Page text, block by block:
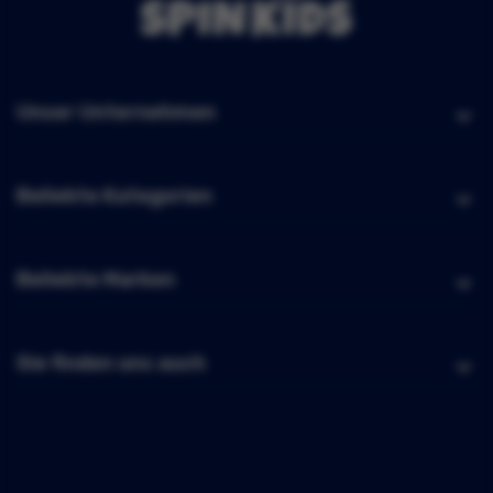
Unser Unternehmen
Beliebte Kategorien
Beliebte Marken
Sie finden uns auch